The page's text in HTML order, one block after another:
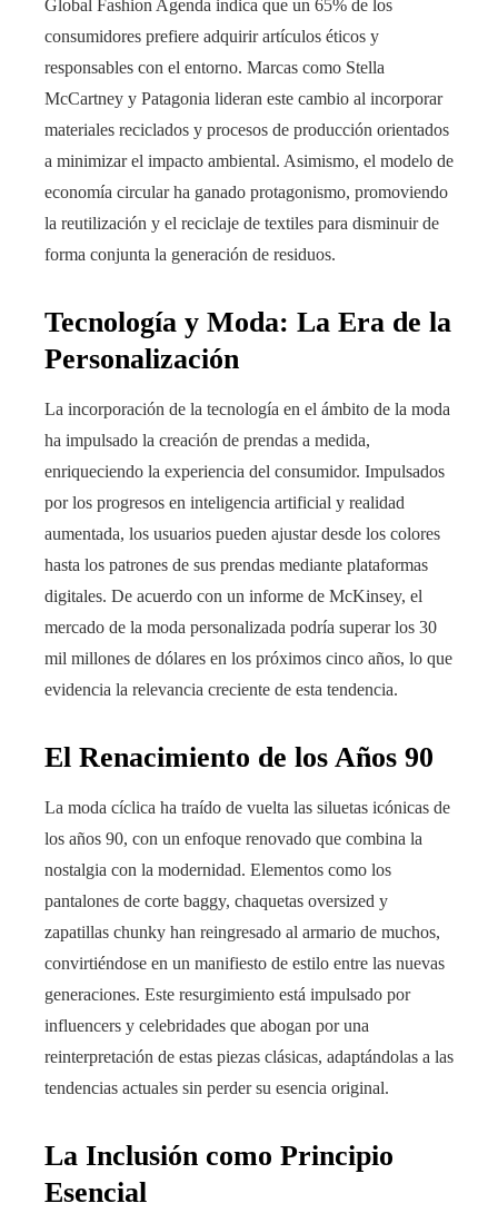
Global Fashion Agenda indica que un 65% de los
consumidores prefiere adquirir artículos éticos y
responsables con el entorno. Marcas como Stella
McCartney y Patagonia lideran este cambio al incorporar
materiales reciclados y procesos de producción orientados
a minimizar el impacto ambiental. Asimismo, el modelo de
economía circular ha ganado protagonismo, promoviendo
la reutilización y el reciclaje de textiles para disminuir de
forma conjunta la generación de residuos.
Tecnología y Moda: La Era de la
Personalización
La incorporación de la tecnología en el ámbito de la moda
ha impulsado la creación de prendas a medida,
enriqueciendo la experiencia del consumidor. Impulsados
por los progresos en inteligencia artificial y realidad
aumentada, los usuarios pueden ajustar desde los colores
hasta los patrones de sus prendas mediante plataformas
digitales. De acuerdo con un informe de McKinsey, el
mercado de la moda personalizada podría superar los 30
mil millones de dólares en los próximos cinco años, lo que
evidencia la relevancia creciente de esta tendencia.
El Renacimiento de los Años 90
La moda cíclica ha traído de vuelta las siluetas icónicas de
los años 90, con un enfoque renovado que combina la
nostalgia con la modernidad. Elementos como los
pantalones de corte baggy, chaquetas oversized y
zapatillas chunky han reingresado al armario de muchos,
convirtiéndose en un manifiesto de estilo entre las nuevas
generaciones. Este resurgimiento está impulsado por
influencers y celebridades que abogan por una
reinterpretación de estas piezas clásicas, adaptándolas a las
tendencias actuales sin perder su esencia original.
La Inclusión como Principio
Esencial